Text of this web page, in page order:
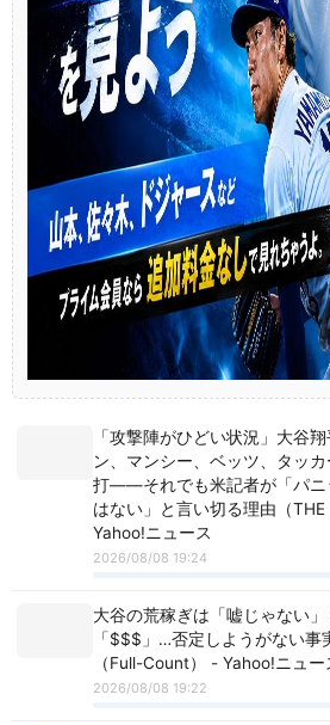
「攻撃陣がひどい状況」大谷
ン、マンシー、ベッツ、タッ
打――それでも米記者が「パニ
はない」と言い切る理由（
Yahoo!ニュース
2026/08/08 19:24
大谷の荒稼ぎは「嘘じゃない」
「$$$」…否定しようがない事
（Full-Count） - Yahoo!ニュー
2026/08/08 19:22